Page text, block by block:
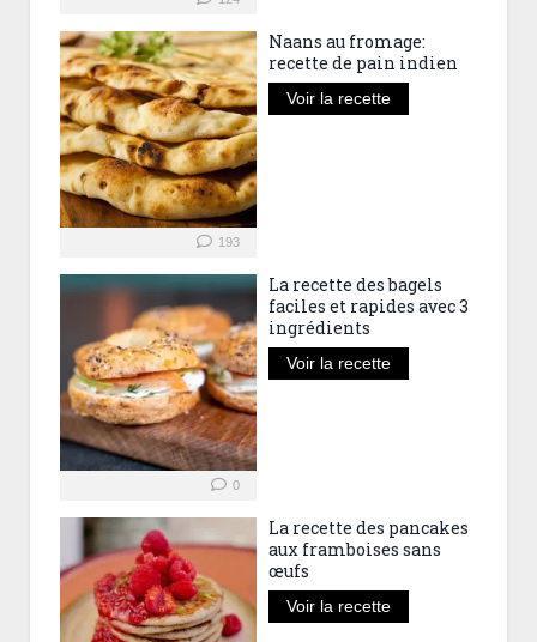
193
Naans au fromage:
recette de pain indien
Voir la recette
0
La recette des bagels
faciles et rapides avec 3
ingrédients
Voir la recette
La recette des pancakes
aux framboises sans
œufs
Voir la recette